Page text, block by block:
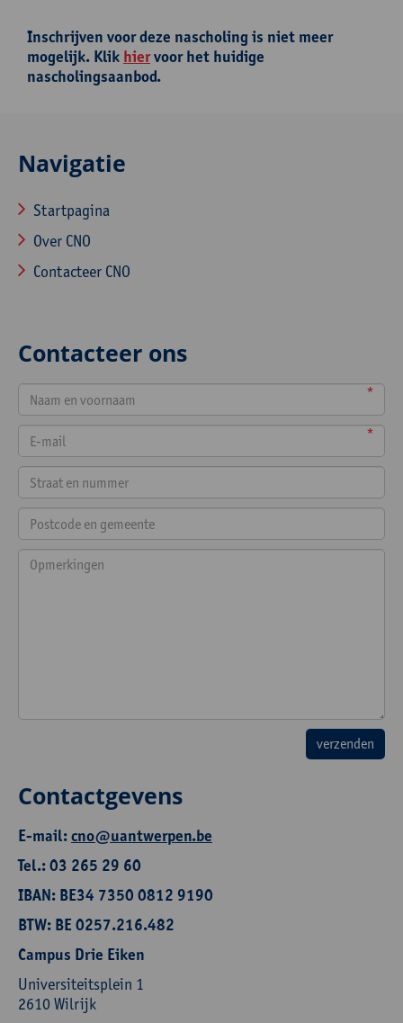
Inschrijven voor deze nascholing is niet meer
mogelijk. Klik hiervoor het huidige
nascholingsaanbod.
Navigatie
Startpagina
Over CNO
Contacteer CNO
Contacteer ons
*
*
Contactgevens
E-mail:cno@uantwerpen.be
Tel.: 03 265 29 60
IBAN: BE34 7350 0812 9190
BTW: BE 0257.216.482
Campus Drie Eiken
Universiteitsplein 1
2610 Wilrijk